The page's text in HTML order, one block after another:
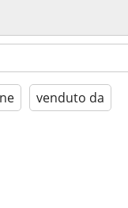
venduto da